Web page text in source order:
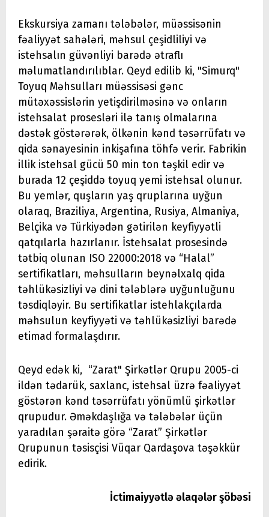
Ekskursiya zamanı tələbələr, müəssisənin
fəaliyyət sahələri, məhsul çeşidliliyi və
istehsalın güvənliyi barədə ətraflı
məlumatlandırılıblar. Qeyd edilib ki, "Simurq"
Toyuq Məhsulları müəssisəsi gənc
mütəxəssislərin yetişdirilməsinə və onların
istehsalat prosesləri ilə tanış olmalarına
dəstək göstərərək, ölkənin kənd təsərrüfatı və
qida sənayesinin inkişafına töhfə verir. Fabrikin
illik istehsal gücü 50 min ton təşkil edir və
burada 12 çeşiddə toyuq yemi istehsal olunur.
Bu yemlər, quşların yaş qruplarına uyğun
olaraq, Braziliya, Argentina, Rusiya, Almaniya,
Belçika və Türkiyədən gətirilən keyfiyyətli
qatqılarla hazırlanır. İstehsalat prosesində
tətbiq olunan ISO 22000:2018 və “Halal”
sertifikatları, məhsulların beynəlxalq qida
təhlükəsizliyi və dini tələblərə uyğunluğunu
təsdiqləyir. Bu sertifikatlar istehlakçılarda
məhsulun keyfiyyəti və təhlükəsizliyi barədə
etimad formalaşdırır.
Qeyd edək ki, “Zarat" Şirkətlər Qrupu 2005-ci
ildən tədarük, saxlanc, istehsal üzrə fəaliyyət
göstərən kənd təsərrüfatı yönümlü şirkətlər
qrupudur. Əməkdaşlığa və tələbələr üçün
yaradılan şəraitə görə “Zarat” Şirkətlər
Qrupunun təsisçisi Vüqar Qardaşova təşəkkür
edirik.
İctimaiyyətlə əlaqələr şöbəsi